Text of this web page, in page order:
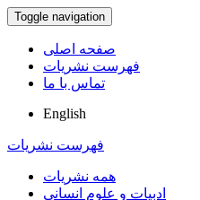
Toggle navigation
صفحه اصلی
فهرست نشریات
تماس با ما
English
فهرست نشریات
همه نشریات
ادبیات و علوم انسانی